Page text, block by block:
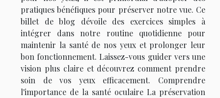
pratiques bénéfiques pour préserver notre vue. Ce
billet de blog dévoile des exercices simples à
intégrer dans notre routine quotidienne pour
maintenir la santé de nos yeux et prolonger leur
bon fonctionnement. Laissez-vous guider vers une
vision plus claire et découvrez comment prendre
soin de vos yeux efficacement. Comprendre
l'importance de la santé oculaire La préservation